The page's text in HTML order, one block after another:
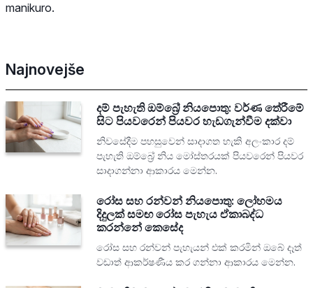
manikuro.
Najnovejše
දම් පැහැති ඔම්බ්‍රේ නියපොතු: වර්ණ තේරීමේ
සිට පියවරෙන් පියවර හැඩගැන්වීම දක්වා
නිවසේදීම පහසුවෙන් සාදාගත හැකි අලංකාර දම්
පැහැති ඔම්බ්‍රේ නිය මෝස්තරයක් පියවරෙන් පියවර
සාදාගන්නා ආකාරය මෙන්න.
රෝස සහ රන්වන් නියපොතු: ලෝහමය
දිදුලක් සමඟ රෝස පැහැය ඒකාබද්ධ
කරන්නේ කෙසේද
රෝස සහ රන්වන් පැහැයන් එක් කරමින් ඔබේ දෑත්
වඩාත් ආකර්ෂණීය කර ගන්නා ආකාරය මෙන්න.